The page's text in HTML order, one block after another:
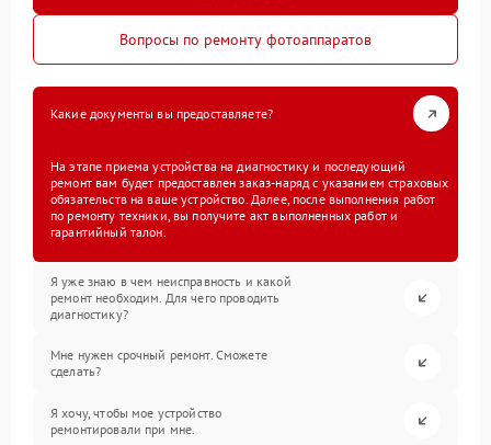
Вопросы по ремонту фотоаппаратов
Какие документы вы предоставляете?
На этапе приема устройства на диагностику и последующий
ремонт вам будет предоставлен заказ-наряд с указанием страховых
обязательств на ваше устройство. Далее, после выполнения работ
по ремонту техники, вы получите акт выполненных работ и
гарантийный талон.
Я уже знаю в чем неисправность и какой
ремонт необходим. Для чего проводить
диагностику?
Мне нужен срочный ремонт. Сможете
сделать?
Я хочу, чтобы мое устройство
ремонтировали при мне.